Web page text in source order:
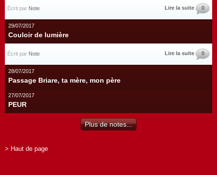
Écrit par Note Lire la suite 0
29/07/2017
Couloir de lumière
Écrit par Note Lire la suite 0
28/07/2017
Passage Briare, ta mère, mon père
27/07/2017
PEUR
Plus de notes...
> Haut de page